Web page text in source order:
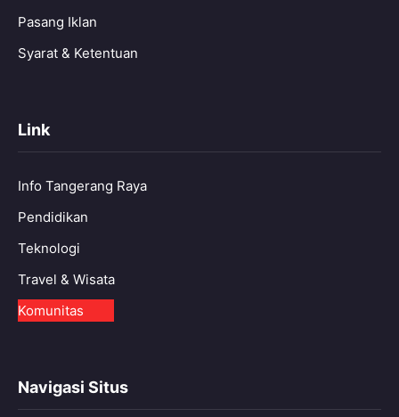
Pasang Iklan
Syarat & Ketentuan
Link
Info Tangerang Raya
Pendidikan
Teknologi
Travel & Wisata
Komunitas
Navigasi Situs